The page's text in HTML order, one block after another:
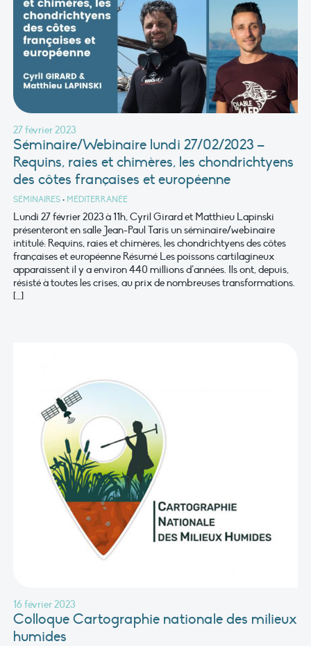
27 février 2023
Séminaire/Webinaire lundi 27/02/2023 –
Requins, raies et chimères, les chondrichtyens
des côtes françaises et européenne
SÉMINAIRES • MÉDITERRANÉE
Lundi 27 février 2023 à 11h, Cyril Girard et Matthieu Lapinski
présenteront en salle Jean-Paul Taris un séminaire/webinaire
intitulé: Requins, raies et chimères, les chondrichtyens des côtes
françaises et européenne Résumé Les poissons cartilagineux
apparaissent il y a environ 440 millions d’années. Ils ont, depuis,
résisté à toutes les crises, au prix de nombreuses transformations.
[…]
16 février 2023
Colloque Cartographie nationale des milieux
humides